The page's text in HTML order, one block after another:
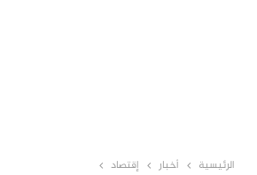
الرئيسية أخبار إقتصاد